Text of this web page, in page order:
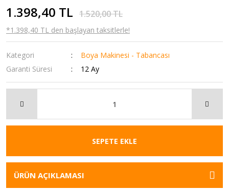
1.398,40 TL 1.520,00 TL
*1.398,40 TL den başlayan taksitlerle!
Kategori
Boya Makinesi - Tabancası
Garanti Süresi
12 Ay
SEPETE EKLE
ÜRÜN AÇIKLAMASI